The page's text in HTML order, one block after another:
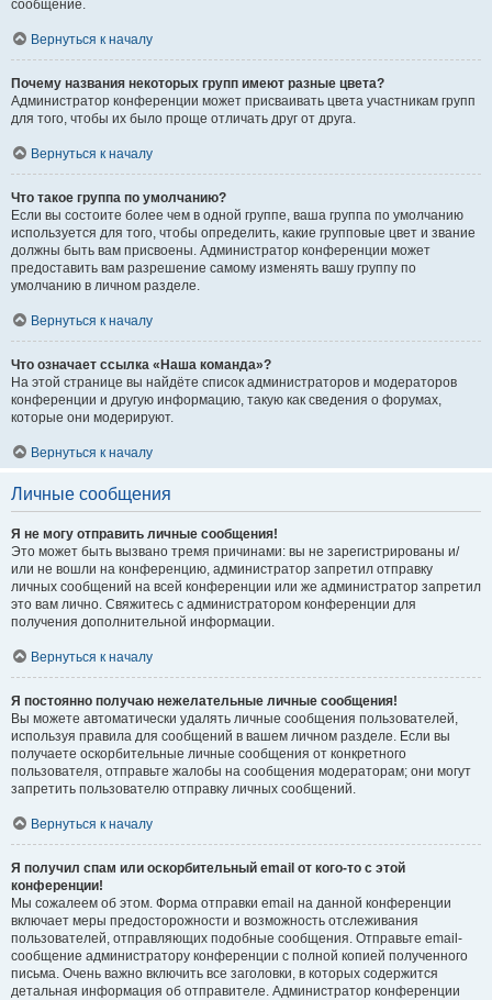
сообщение.
Вернуться к началу
Почему названия некоторых групп имеют разные цвета?
Администратор конференции может присваивать цвета участникам групп
для того, чтобы их было проще отличать друг от друга.
Вернуться к началу
Что такое группа по умолчанию?
Если вы состоите более чем в одной группе, ваша группа по умолчанию
используется для того, чтобы определить, какие групповые цвет и звание
должны быть вам присвоены. Администратор конференции может
предоставить вам разрешение самому изменять вашу группу по
умолчанию в личном разделе.
Вернуться к началу
Что означает ссылка «Наша команда»?
На этой странице вы найдёте список администраторов и модераторов
конференции и другую информацию, такую как сведения о форумах,
которые они модерируют.
Вернуться к началу
Личные сообщения
Я не могу отправить личные сообщения!
Это может быть вызвано тремя причинами: вы не зарегистрированы и/
или не вошли на конференцию, администратор запретил отправку
личных сообщений на всей конференции или же администратор запретил
это вам лично. Свяжитесь с администратором конференции для
получения дополнительной информации.
Вернуться к началу
Я постоянно получаю нежелательные личные сообщения!
Вы можете автоматически удалять личные сообщения пользователей,
используя правила для сообщений в вашем личном разделе. Если вы
получаете оскорбительные личные сообщения от конкретного
пользователя, отправьте жалобы на сообщения модераторам; они могут
запретить пользователю отправку личных сообщений.
Вернуться к началу
Я получил спам или оскорбительный email от кого-то с этой
конференции!
Мы сожалеем об этом. Форма отправки email на данной конференции
включает меры предосторожности и возможность отслеживания
пользователей, отправляющих подобные сообщения. Отправьте email-
сообщение администратору конференции с полной копией полученного
письма. Очень важно включить все заголовки, в которых содержится
детальная информация об отправителе. Администратор конференции